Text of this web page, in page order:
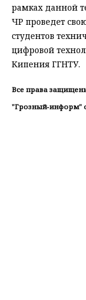
рамках данной
ЧР проведет
студентов
цифровой
Кипения ГГНТУ.
Все права
"Грозный-информ"